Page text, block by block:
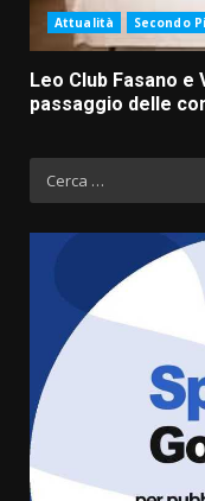
Attualità Secondo
Leo Club Fasano
passaggio delle
Ricerca
per: